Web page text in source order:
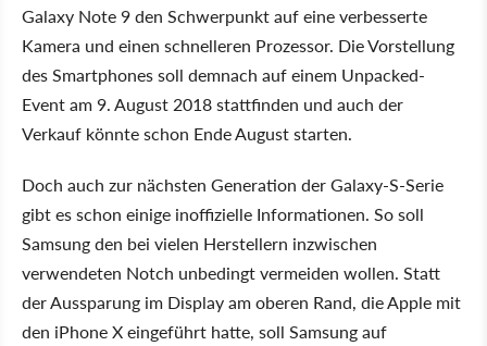
Galaxy Note 9 den Schwerpunkt auf eine verbesserte
Kamera und einen schnelleren Prozessor. Die Vorstellung
des Smartphones soll demnach auf einem Unpacked-
Event am 9. August 2018 stattfinden und auch der
Verkauf könnte schon Ende August starten.
Doch auch zur nächsten Generation der Galaxy-S-Serie
gibt es schon einige inoffizielle Informationen. So soll
Samsung den bei vielen Herstellern inzwischen
verwendeten Notch unbedingt vermeiden wollen. Statt
der Aussparung im Display am oberen Rand, die Apple mit
den iPhone X eingeführt hatte, soll Samsung auf